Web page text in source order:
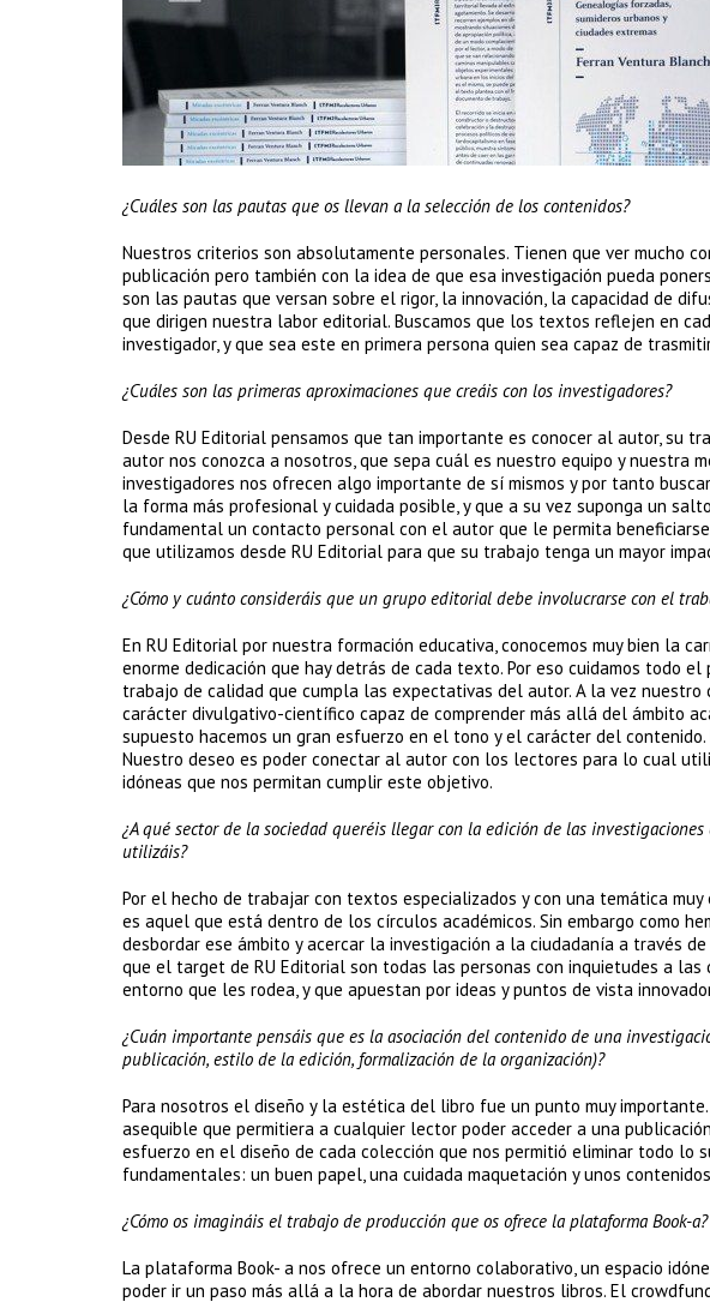
¿Cuáles son las pautas que os llevan a la selección de los contenidos?
Nuestros criterios son absolutamente personales. Tienen que ver mucho
publicación pero también con la idea de que esa investigación pueda
son las pautas que versan sobre el rigor, la innovación, la capacidad de
que dirigen nuestra labor editorial. Buscamos que los textos reflejen en
investigador, y que sea este en primera persona quien sea capaz de
¿Cuáles son las primeras aproximaciones que creáis con los investigadores?
Desde RU Editorial pensamos que tan importante es conocer al autor, su
autor nos conozca a nosotros, que sepa cuál es nuestro equipo y nuestra
investigadores nos ofrecen algo importante de sí mismos y por tanto
la forma más profesional y cuidada posible, y que a su vez suponga un
fundamental un contacto personal con el autor que le permita
que utilizamos desde RU Editorial para que su trabajo tenga un mayor
¿Cómo y cuánto consideráis que un grupo editorial debe involucrarse con el
En RU Editorial por nuestra formación educativa, conocemos muy bien la
enorme dedicación que hay detrás de cada texto. Por eso cuidamos todo
trabajo de calidad que cumpla las expectativas del autor. A la vez
carácter divulgativo-científico capaz de comprender más allá del ámbito
supuesto hacemos un gran esfuerzo en el tono y el carácter del
Nuestro deseo es poder conectar al autor con los lectores para lo cual
idóneas que nos permitan cumplir este objetivo.
¿A qué sector de la sociedad queréis llegar con la edición de las
utilizáis?
Por el hecho de trabajar con textos especializados y con una temática
es aquel que está dentro de los círculos académicos. Sin embargo como
desbordar ese ámbito y acercar la investigación a la ciudadanía a través
que el target de RU Editorial son todas las personas con inquietudes a
entorno que les rodea, y que apuestan por ideas y puntos de vista
¿Cuán importante pensáis que es la asociación del contenido de una
publicación, estilo de la edición, formalización de la organización)?
Para nosotros el diseño y la estética del libro fue un punto muy
asequible que permitiera a cualquier lector poder acceder a una
esfuerzo en el diseño de cada colección que nos permitió eliminar todo lo
fundamentales: un buen papel, una cuidada maquetación y unos
¿Cómo os imagináis el trabajo de producción que os ofrece la plataforma Book-a?
La plataforma Book- a nos ofrece un entorno colaborativo, un espacio
poder ir un paso más allá a la hora de abordar nuestros libros. El